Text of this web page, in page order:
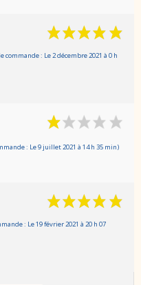
commande : Le 2 décembre 2021 à 0 h
: Le 9 juillet 2021 à 14 h 35 min)
: Le 19 février 2021 à 20 h 07